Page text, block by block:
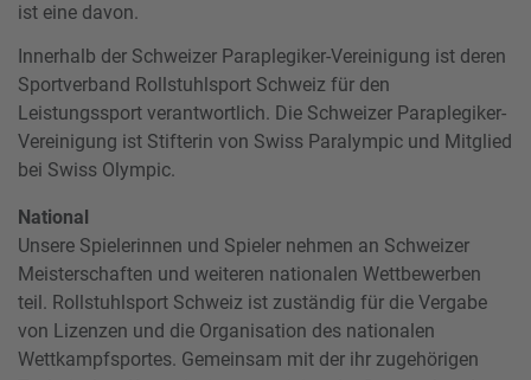
ist eine davon.
Innerhalb der Schweizer Paraplegiker-Vereinigung ist deren
Sportverband Rollstuhlsport Schweiz für den
Leistungssport verantwortlich. Die Schweizer Paraplegiker-
Vereinigung ist Stifterin von Swiss Paralympic und Mitglied
bei Swiss Olympic.
National
Unsere Spielerinnen und Spieler nehmen an Schweizer
Meisterschaften und weiteren nationalen Wettbewerben
teil. Rollstuhlsport Schweiz ist zuständig für die Vergabe
von Lizenzen und die Organisation des nationalen
Wettkampfsportes. Gemeinsam mit der ihr zugehörigen